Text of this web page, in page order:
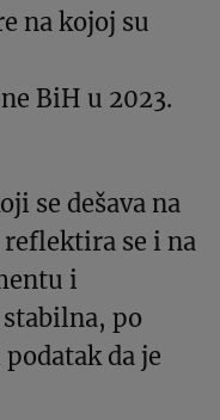
na kojoj su
BiH u 2023.
se dešava na
se i na
i
po
da je